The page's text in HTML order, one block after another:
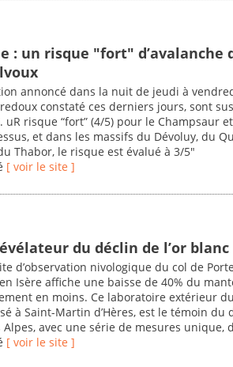
: un risque "fort" d’avalanche
annoncé dans la nuit de jeudi à
constaté ces derniers jours, sont
risque “fort” (4/5) pour le Champsaur
et dans les massifs du Dévoluy, du
Thabor, le risque est évalué à 3/5"
[ voir le site ]
du déclin de l’or blanc
d’observation nivologique du col de
Isère affiche une baisse de 40% du
en moins. Ce laboratoire extérieur
à Saint-Martin d’Hères, est le témoin du
avec une série de mesures unique,
[ voir le site ]